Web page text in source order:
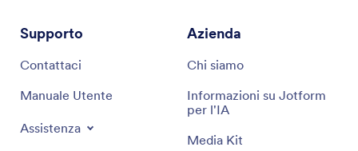
Supporto
Contattaci
Manuale Utente
Assistenza
Azienda
Chi siamo
Informazioni su Jotform
per l'IA
Media Kit